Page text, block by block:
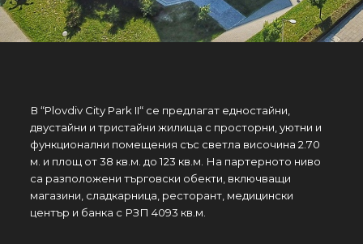
В “Plovdiv City Park II“ се предлагат едностайни,
двустайни и тристайни жилища с просторни, уютни и
функционални помещения със светла височина 2.70
м. и площ от 38 кв.м. до 123 кв.м. На партерното ниво
са разположени търговски обекти, включващи
магазини, сладкарница, ресторант, медицински
център и банка с РЗП 4093 кв.м.